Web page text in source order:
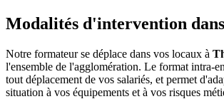
Modalités d'intervention
Notre formateur se déplace dans vos locaux à
l'ensemble de l'agglomération. Le format intra-
tout déplacement de vos salariés, et permet
situation à vos équipements et à vos risques